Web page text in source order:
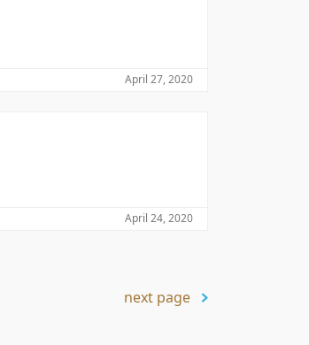
April 27, 2020
April 24, 2020
next page